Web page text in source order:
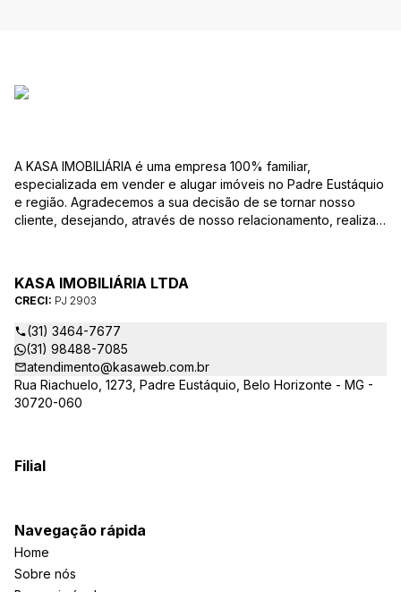
A KASA IMOBILIÁRIA é uma empresa 100% familiar,
especializada em vender e alugar imóveis no Padre Eustáquio
e região. Agradecemos a sua decisão de se tornar nosso
cliente, desejando, através de nosso relacionamento, realizar
uma equipe altamente qualificada e com a experiência de
quem atua há mais de 30 anos na região, desde de 1984,
destacamos alguns diferenciais importantes para o sucesso
dessa parceria.
KASA IMOBILIÁRIA LTDA
CRECI: PJ 2903
(31) 3464-7677
(31) 98488-7085
atendimento@kasaweb.com.br
Rua Riachuelo, 1273, Padre Eustáquio, Belo Horizonte - MG -
30720-060
Filial
Navegação rápida
Home
Sobre nós